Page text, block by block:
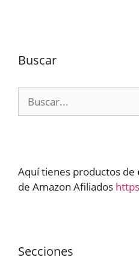
Buscar
Aquí tienes productos de
de Amazon Afiliados
Secciones